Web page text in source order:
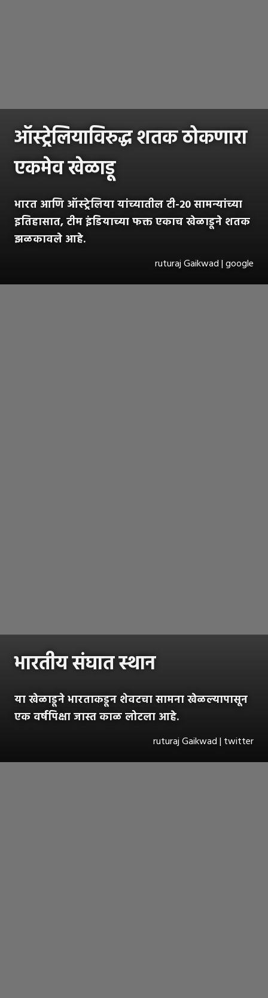
ऑस्ट्रेलियाविरुद्ध शतक ठोकणारा
एकमेव खेळाडू
भारत आणि ऑस्ट्रेलिया यांच्यातील टी-20 सामन्यांच्या
इतिहासात, टीम इंडियाच्या फक्त एकाच खेळाडूने शतक
झळकावले आहे.
ruturaj Gaikwad | google
भारतीय संघात स्थान
या खेळाडूने भारताकडून शेवटचा सामना खेळल्यापासून
एक वर्षपिक्षा जास्त काळ लोटला आहे.
ruturaj Gaikwad | twitter